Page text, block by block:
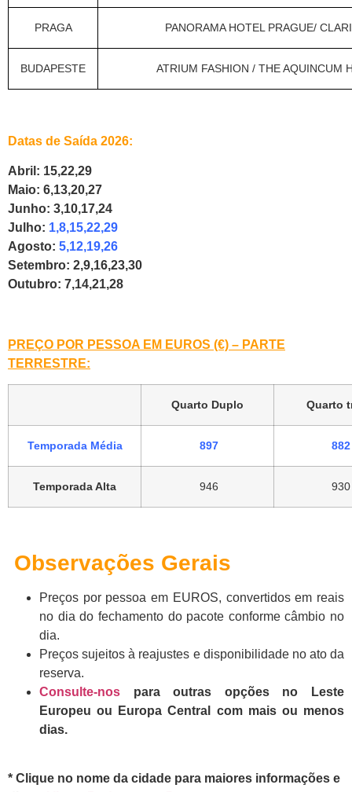
PRAGA PANORAMA HOTEL PRAGUE/
BUDAPESTE ATRIUM FASHION / THE AQUINCUM
Datas de Saída 2026:
Abril: 15,22,29
Maio: 6,13,20,27
Junho: 3,10,17,24
Julho: 1,8,15,22,29
Agosto: 5,12,19,26
Setembro: 2,9,16,23,30
Outubro: 7,14,21,28
PREÇO POR PESSOA EM EUROS (€) – PARTE
TERRESTRE:
Quarto Duplo Quarto
Temporada Média 897 882
Temporada Alta 946 930
Observações Gerais
Preços por pessoa em EUROS, convertidos em reais
no dia do fechamento do pacote conforme câmbio no
dia.
Preços sujeitos à reajustes e disponibilidade no ato da
reserva.
Consulte-nos para outras opções no Leste
Europeu ou Europa Central com mais ou menos
dias.
* Clique no nome da cidade para maiores informações e